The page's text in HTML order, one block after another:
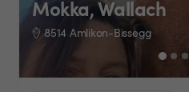
Mokka, Wallach
8514 Amlikon-Bissegg